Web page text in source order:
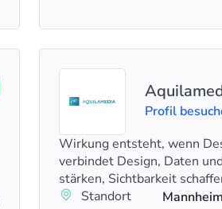
Profil
Wirkung entsteht, wenn
verbindet Design, Daten
stärken, Sichtbarkeit
Standort